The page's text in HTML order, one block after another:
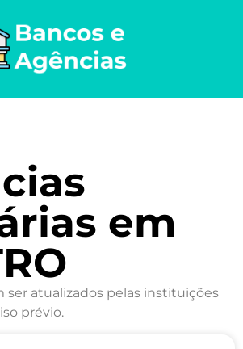
em
ser atualizados pelas instituições
prévio.